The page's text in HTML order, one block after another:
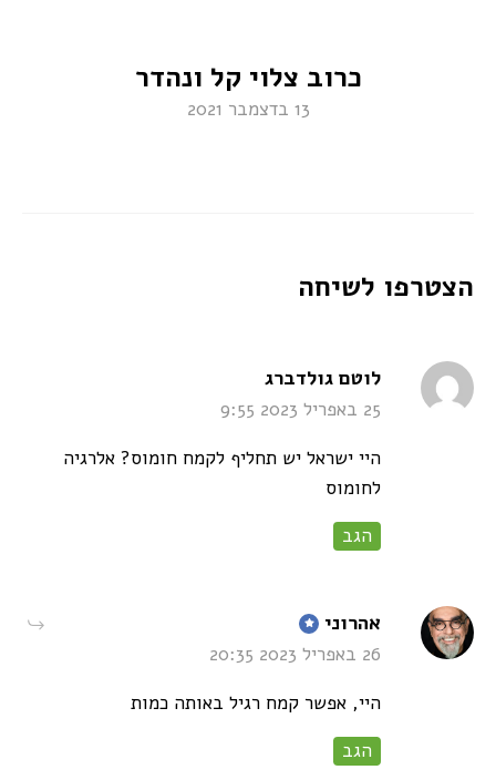
כרוב צלוי קל ונהדר
13 בדצמבר 2021
הצטרפו לשיחה
לוטם גולדברגsays:
25 באפריל 2023 9:55
היי ישראל יש תחליף לקמח חומוס? אלרגיה
לחומוס
הגב
אהרוני says:
26 באפריל 2023 20:35
היי, אפשר קמח רגיל באותה כמות
הגב